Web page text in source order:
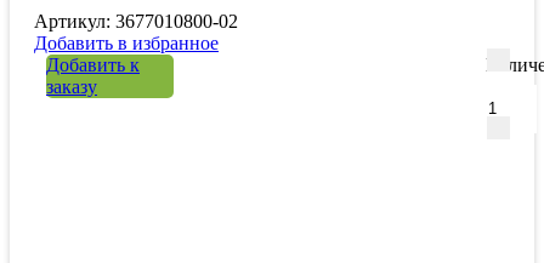
Артикул: 3677010800-02
Добавить в избранное
Добавить к
заказу